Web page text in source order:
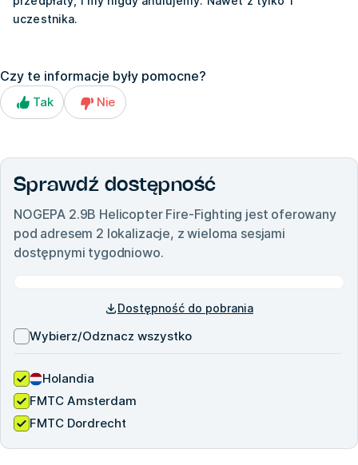
uczestnika.
Czy te informacje były pomocne?
Tak Nie
Sprawdź dostępność
NOGEPA 2.9B Helicopter Fire-Fighting jest oferowany
pod adresem 2 lokalizacje, z wieloma sesjami
dostępnymi tygodniowo.
Dostępność do pobrania
Wybierz/Odznacz wszystko
Holandia
FMTC Amsterdam
FMTC Dordrecht